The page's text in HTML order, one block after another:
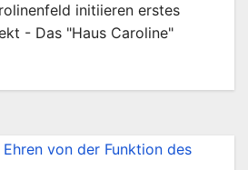
initiieren erstes
- Das "Haus Caroline"